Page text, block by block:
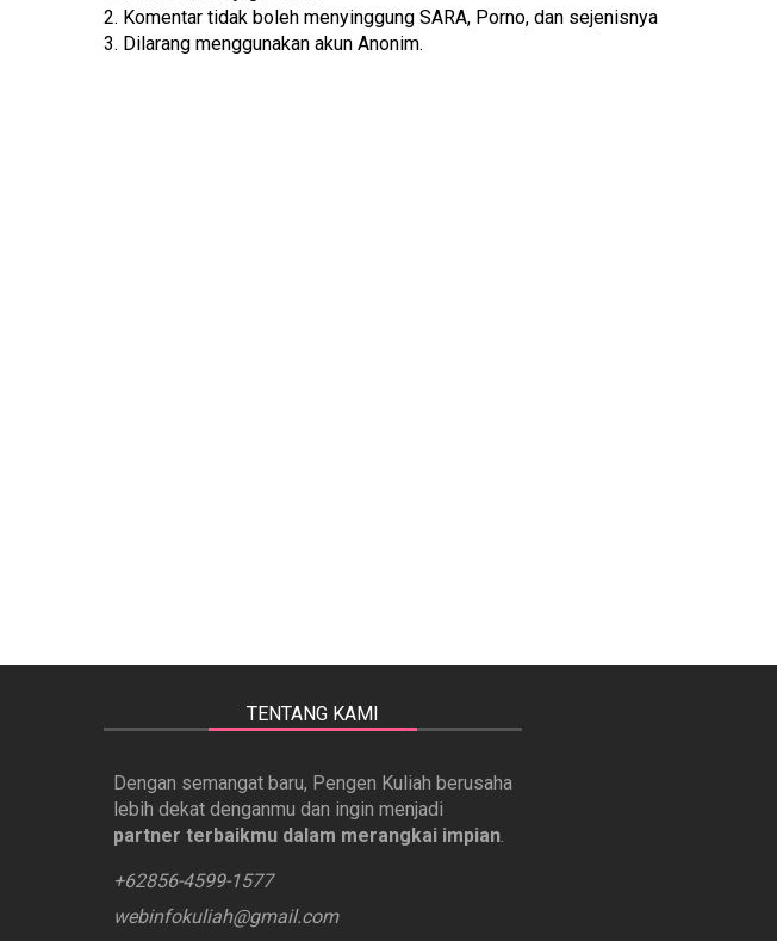
2. Komentar tidak boleh menyinggung SARA, Porno, dan sejenisnya
3. Dilarang menggunakan akun Anonim.
TENTANG KAMI
Dengan semangat baru, Pengen Kuliah berusaha
lebih dekat denganmu dan ingin menjadi
partner terbaikmu dalam merangkai impian.
+62856-4599-1577
webinfokuliah@gmail.com